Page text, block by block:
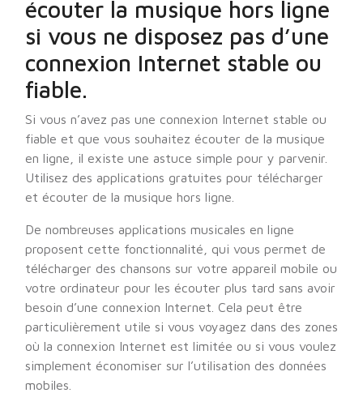
écouter la musique hors ligne
si vous ne disposez pas d’une
connexion Internet stable ou
fiable.
Si vous n’avez pas une connexion Internet stable ou
fiable et que vous souhaitez écouter de la musique
en ligne, il existe une astuce simple pour y parvenir.
Utilisez des applications gratuites pour télécharger
et écouter de la musique hors ligne.
De nombreuses applications musicales en ligne
proposent cette fonctionnalité, qui vous permet de
télécharger des chansons sur votre appareil mobile ou
votre ordinateur pour les écouter plus tard sans avoir
besoin d’une connexion Internet. Cela peut être
particulièrement utile si vous voyagez dans des zones
où la connexion Internet est limitée ou si vous voulez
simplement économiser sur l’utilisation des données
mobiles.